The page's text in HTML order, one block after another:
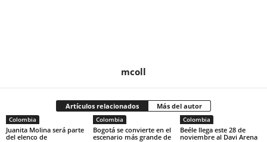
mcoll
Artículos relacionados Más del autor
Colombia
Juanita Molina será parte
del elenco de
Colombia
Bogotá se convierte en el
escenario más grande de
Colombia
Beéle llega este 28 de
noviembre al Davi Arena